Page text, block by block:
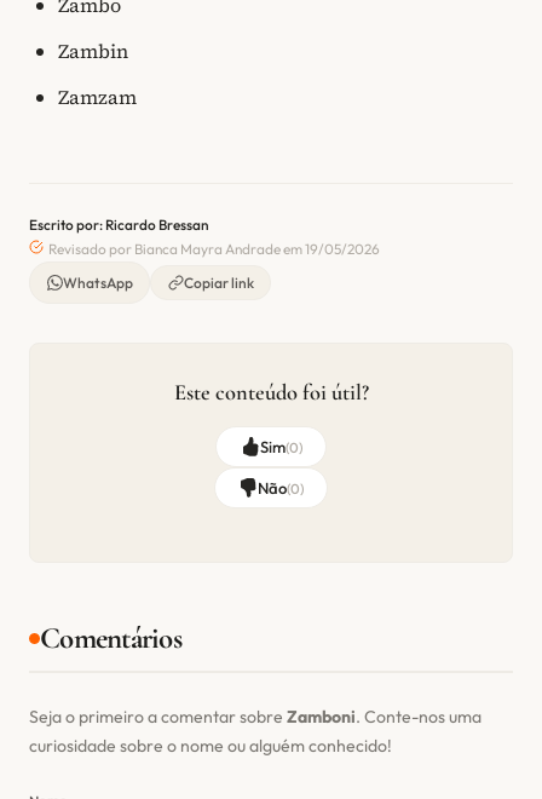
Zambin
Zamzam
Escrito por: Ricardo Bressan
Revisado por Bianca Mayra Andrade em 19/05/2026
WhatsApp
Copiar link
Este conteúdo foi útil?
Sim(0)
Não(0)
Comentários
Seja o primeiro a comentar sobre Zamboni. Conte-nos uma
curiosidade sobre o nome ou alguém conhecido!